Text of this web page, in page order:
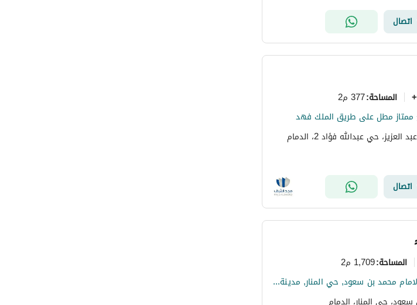
اتصال
المساحة:377 م2
ممتاز مطل على طريق الملك فهد
حي عبدالله فؤاد 2، الدمام
اتصال
المساحة:1,709 م2
عمارة للبيع في شارع الامام محمد بن سعود, حي المنار, مدينة الدمام, المنطقة الشرقية
حي المنار، الدمام